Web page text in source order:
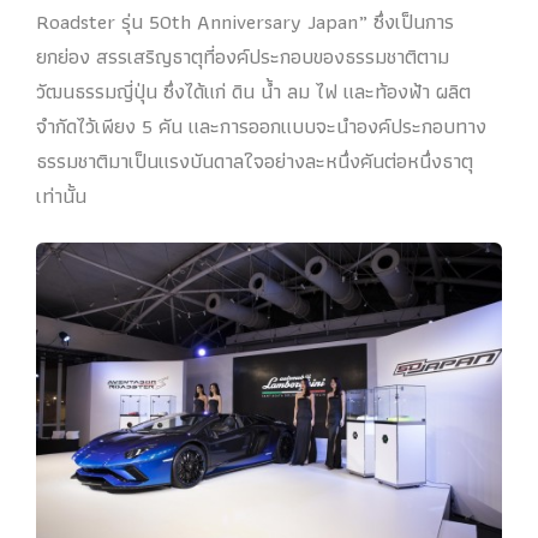
Roadster รุ่น 50th Anniversary Japan” ซึ่งเป็นการ
ยกย่อง สรรเสริญธาตุที่องค์ประกอบของธรรมชาติตาม
วัฒนธรรมญี่ปุ่น ซึ่งได้แก่ ดิน น้ำ ลม ไฟ และท้องฟ้า ผลิต
จำกัดไว้เพียง 5 คัน และการออกแบบจะนำองค์ประกอบทาง
ธรรมชาติมาเป็นแรงบันดาลใจอย่างละหนึ่งคันต่อหนึ่งธาตุ
เท่านั้น